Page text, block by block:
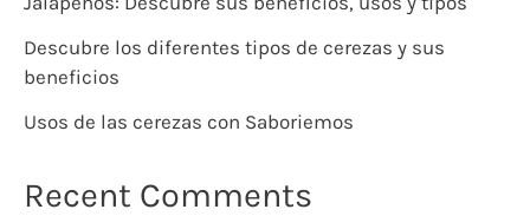
Descubre los diferentes tipos de cerezas y sus
beneficios
Usos de las cerezas con Saboriemos
Recent Comments